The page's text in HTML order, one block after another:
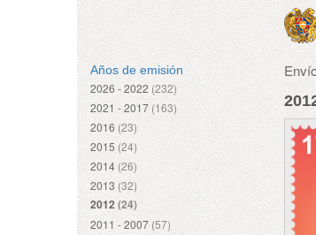
Años de emisión
2026 - 2022 (232)
2021 - 2017 (163)
2016 (23)
2015 (24)
2014 (26)
2013 (32)
2012 (24)
2011 - 2007 (57)